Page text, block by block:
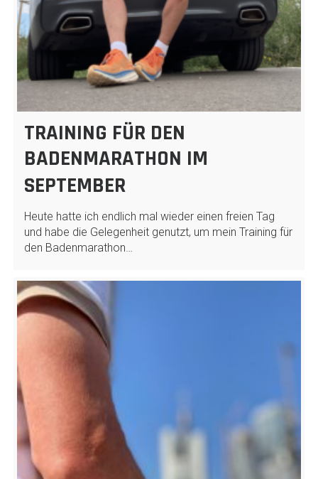
TRAINING FÜR DEN
BADENMARATHON IM
SEPTEMBER
Heute hatte ich endlich mal wieder einen freien Tag
und habe die Gelegenheit genutzt, um mein Training für
den Badenmarathon…